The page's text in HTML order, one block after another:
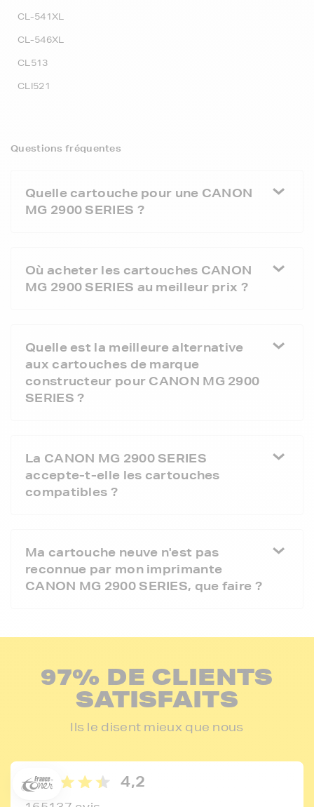
CL-541XL
CL-546XL
CL513
CLI521
Questions fréquentes
Quelle cartouche pour une CANON
MG 2900 SERIES ?
Où acheter les cartouches CANON
MG 2900 SERIES au meilleur prix ?
Quelle est la meilleure alternative
aux cartouches de marque
constructeur pour CANON MG 2900
SERIES ?
La CANON MG 2900 SERIES
accepte-t-elle les cartouches
compatibles ?
Ma cartouche neuve n'est pas
reconnue par mon imprimante
CANON MG 2900 SERIES, que faire ?
97% DE CLIENTS
SATISFAITS
Ils le disent mieux que nous
4,2
5€ offerts sur votre 1ère
commande !
Inscrivez-vous à notre newsletter, suivez notre actualité et
commande * !